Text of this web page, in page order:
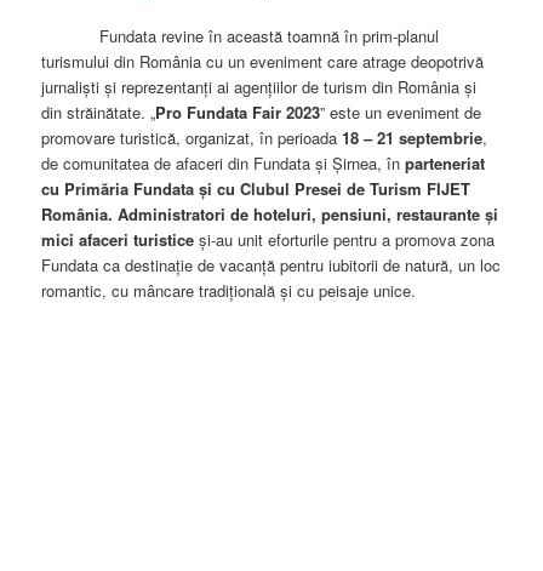
Fundata revine în această toamnă în prim-planul
turismului din România cu un eveniment care atrage deopotrivă
jurnaliști și reprezentanți ai agențiilor de turism din România și
din străinătate. „Pro Fundata Fair 2023” este un eveniment de
promovare turistică, organizat, în perioada18 – 21 septembrie,
de comunitatea de afaceri din Fundata și Șirnea, înparteneriat
cu Primăria Fundata și cu Clubul Presei de Turism FIJET
România. Administratori de hoteluri, pensiuni, restaurante și
mici afaceri turistice și-au unit eforturile pentru a promova zona
Fundata ca destinație de vacanță pentru iubitorii de natură, un loc
romantic, cu mâncare tradițională și cu peisaje unice.